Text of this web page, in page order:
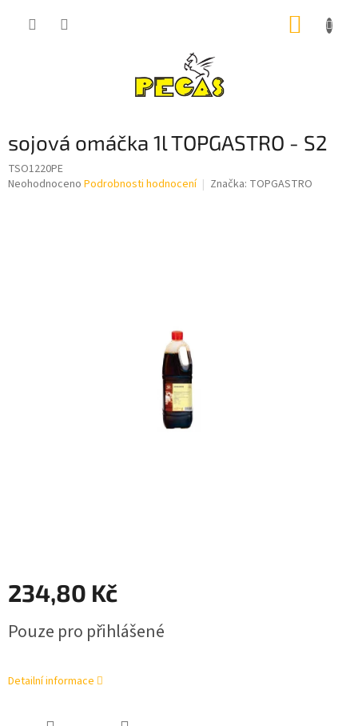
sojová omáčka 1l TOPGASTRO - S2
TSO1220PE
Průměrné
Neohodnoceno Podrobnosti hodnocení Značka: TOPGASTRO
234,80 Kč
cena:
Pouze pro přihlášené
Detailní informace